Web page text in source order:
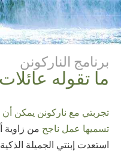
برنامج الناركونن
ما تقوله
تجربتي مع ناركونن يمكن أن
تسميها عمل ناجح من زاوية
استعدت إبنتي الجميلة الذكية